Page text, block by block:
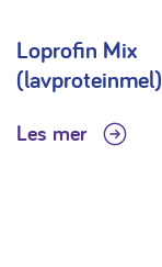
Loprofin Mix
(lavproteinmel)
Les mer